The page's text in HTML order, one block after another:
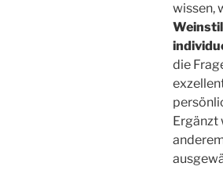
wissen,
die
Ergänzt